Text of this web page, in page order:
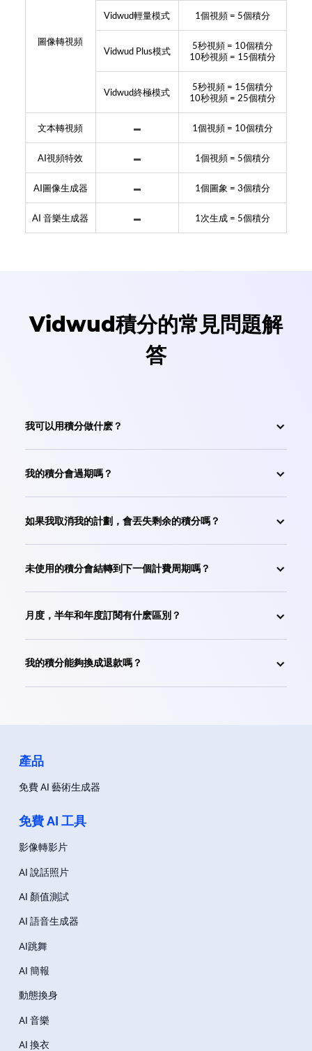
圖像轉視頻
Vidwud輕量模式 1個視頻 = 5個積分
Vidwud Plus模式
5秒視頻 = 10個積分
10秒視頻 = 15個積分
Vidwud終極模式
5秒視頻 = 15個積分
10秒視頻 = 25個積分
文本轉視頻 1個視頻 = 10個積分
AI視頻特效 1個視頻 = 5個積分
AI圖像生成器 1個圖象 = 3個積分
AI 音樂生成器 1次生成 = 5個積分
Vidwud積分的常見問題解
答
我可以用積分做什麽？
我的積分會過期嗎？
如果我取消我的計劃，會丟失剩余的積分嗎？
未使用的積分會結轉到下一個計費周期嗎？
月度，半年和年度訂閱有什麽區別？
我的積分能夠換成退款嗎？
產品
免費 AI 藝術生成器
免費 AI 工具
影像轉影片
AI 說話照片
AI 顏值測試
AI 語音生成器
AI跳舞
AI 簡報
動態換身
AI 音樂
AI 換衣